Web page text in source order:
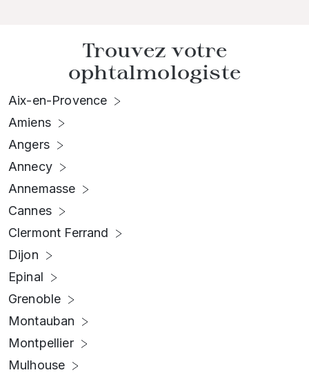
Trouvez votre
ophtalmologiste
Aix-en-Provence
Amiens
Angers
Annecy
Annemasse
Cannes
Clermont Ferrand
Dijon
Epinal
Grenoble
Montauban
Montpellier
Mulhouse